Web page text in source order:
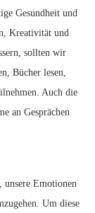
Gesundheit und
Kreativität und
sollten wir
Bücher lesen,
Auch die
an Gesprächen
Emotionen
Um diese